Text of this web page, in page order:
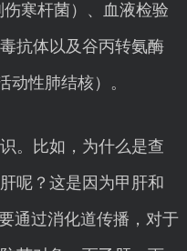
寒杆菌）、血液检验
抗体以及谷丙转氨酶
性肺结核）。
。比如，为什么是查
呢？这是因为甲肝和
通过消化道传播，对于